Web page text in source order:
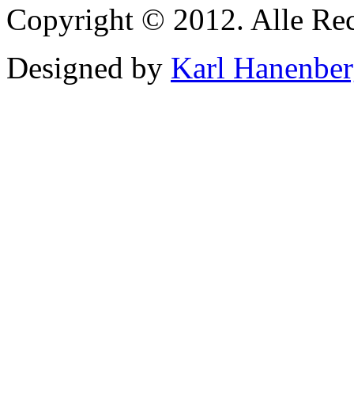
Copyright © 2012. Alle
Designed by Karl